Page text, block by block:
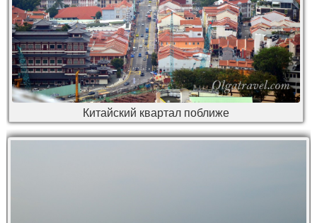
Китайский квартал поближе